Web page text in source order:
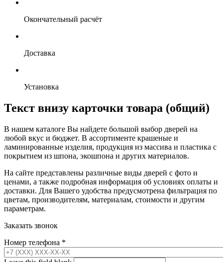
Окончательный расчёт
Доставка
Установка
Текст внизу карточки товара (общий)
В нашем каталоге Вы найдете большой выбор дверей на
любой вкус и бюджет. В ассортименте крашеные и
ламинированные изделия, продукция из массива и пластика с
покрытием из шпона, экошпона и других материалов.
На сайте представлены различные виды дверей с фото и
ценами, а также подробная информация об условиях оплаты и
доставки. Для Вашего удобства предусмотрена фильтрация по
цветам, производителям, материалам, стоимости и другим
параметрам.
Заказать звонок
Номер телефона *